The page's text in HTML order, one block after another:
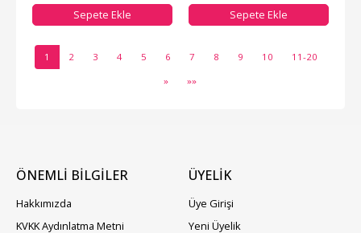
Sepete Ekle Sepete Ekle
1 2 3 4 5 6 7 8 9 10
11-20
»
»»
ÖNEMLİ BİLGİLER
Hakkımızda
KVKK Aydınlatma Metni
ÜYELIK
Üye Girişi
Yeni Üyelik